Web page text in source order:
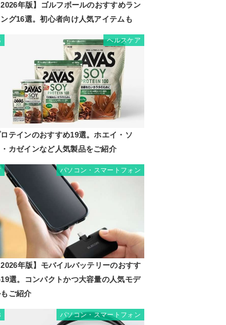
年版】ゴルフボールのおすすめラン
グ16選。初心者向け人気アイテムも
ヘルスケア
テインのおすすめ19選。ホエイ・ソ
カゼインなど人気製品をご紹介
パソコン・スマートフォン
年版】モバイルバッテリーのおすす
選。コンパクトかつ大容量の人気モデ
ご紹介
パソコン・スマートフォン